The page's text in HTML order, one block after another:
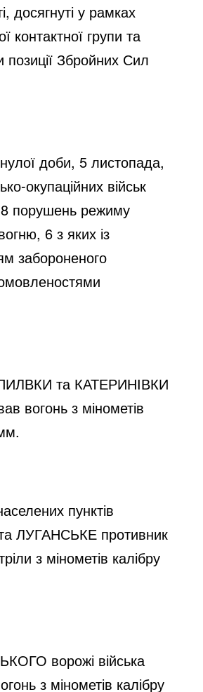
досягнуті у рамках
контактної групи та
позиції Збройних Сил
доби, 5 листопада,
окупаційних військ
8 порушень режиму
6 з яких із
забороненого
та КАТЕРИНІВКИ
вогонь з мінометів
пунктів
ЛУГАНСЬКЕ противник
з мінометів калібру
ворожі війська
з мінометів калібру